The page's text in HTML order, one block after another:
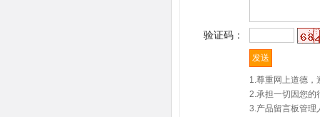
验证码：
1.尊重网上道德，
2.承担一切因您的
3.产品留言板管理